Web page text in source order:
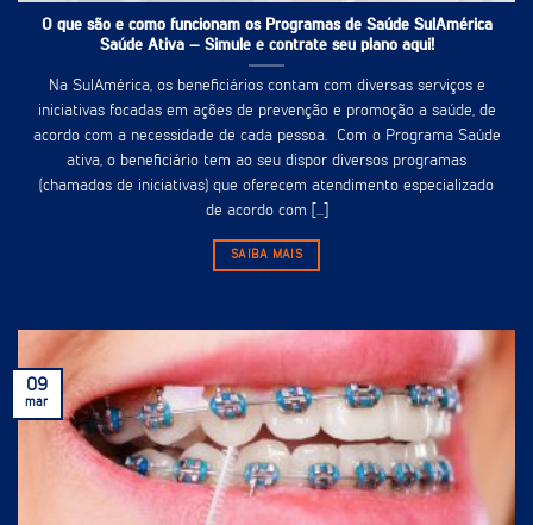
O que são e como funcionam os Programas de Saúde SulAmérica
Saúde Ativa – Simule e contrate seu plano aqui!
Na SulAmérica, os beneficiários contam com diversas serviços e
iniciativas focadas em ações de prevenção e promoção a saúde, de
acordo com a necessidade de cada pessoa. Com o Programa Saúde
ativa, o beneficiário tem ao seu dispor diversos programas
(chamados de iniciativas) que oferecem atendimento especializado
de acordo com [...]
SAIBA MAIS
09
mar